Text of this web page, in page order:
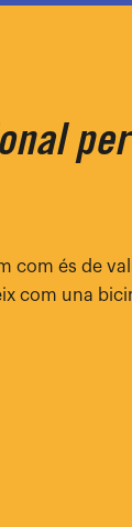
com és de
com una